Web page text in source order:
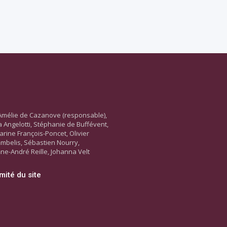
de Cazanove (responsable),
Angelotti, Stéphanie de Buffévent,
François-Poncet, Olivier
Sébastien Nourry,
André Reille, Johanna Velt
du site